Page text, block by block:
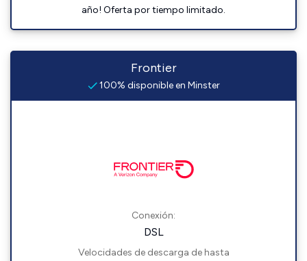
año! Oferta por tiempo limitado.
Frontier
100% disponible en Minster
Conexión:
DSL
Velocidades de descarga de hasta